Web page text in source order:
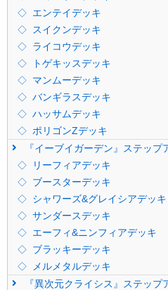
エンテイデッキ
スイクンデッキ
ライコウデッキ
トゲキッスデッキ
マンムーデッキ
バンギラスデッキ
ハッサムデッキ
ポリゴンZデッキ
『イーブイガーデン』ステップ
リーフィアデッキ
ブースターデッキ
シャワーズ&グレイシアデッキ
サンダースデッキ
エーフィ&ニンフィアデッキ
ブラッキーデッキ
メルメタルデッキ
『異次元クライシス』ステップ